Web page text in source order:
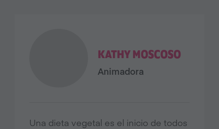
KATHY MOSCOSO
Animadora
Una dieta vegetal es el inicio de todos